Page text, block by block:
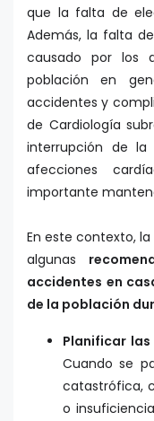
que la falta de
Además, la falta
causado por los
población en
accidentes y
de Cardiología
interrupción de la
afecciones
importante
En este contexto,
algunas
accidentes en
de la población
Planificar
Cuando se
catastrófica,
o